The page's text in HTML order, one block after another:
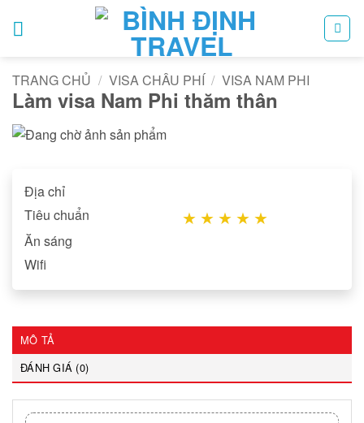
qua
TRANG CHỦ / VISA CHÂU PHÍ / VISA NAM PHI
Làm visa Nam Phi thăm thân
Địa chỉ
Tiêu chuẩn
★ ★ ★ ★ ★
Ăn sáng
Wifi
MÔ TẢ
ĐÁNH GIÁ (0)